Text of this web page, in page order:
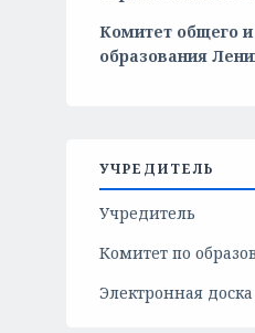
Комитет общего
образования
УЧРЕДИТЕЛЬ
Учредитель
Комитет по
Электронная